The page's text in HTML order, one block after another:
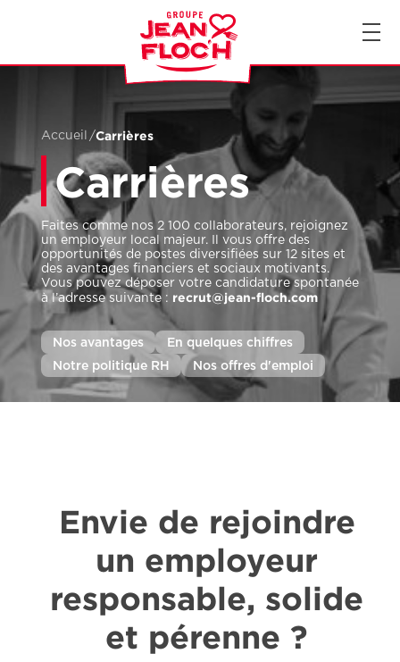
Accueil /Carrières
Carrières
Faites comme nos 2 100 collaborateurs, rejoignez
un employeur local majeur. Il vous offre des
opportunités de postes diversifiées sur 12 sites et
des avantages financiers et sociaux motivants.
Vous pouvez déposer votre candidature spontanée
à l’adresse suivante : recrut@jean-floch.com
Nos avantages
En quelques chiffres
Notre politique RH
Nos offres d'emploi
Envie de rejoindre
un employeur
responsable, solide
et pérenne ?